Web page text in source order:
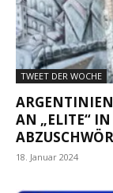
TWEET DER WOCHE
AN „ELITE“
18. Januar 2024